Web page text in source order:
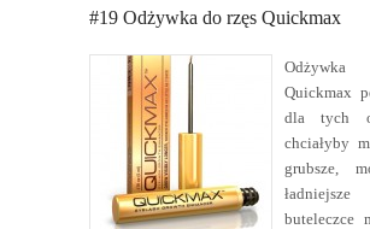
#19 Odżywka do rzęs Quickmax
Quickmax
dla tych
chciałyby
grubsze,
buteleczce